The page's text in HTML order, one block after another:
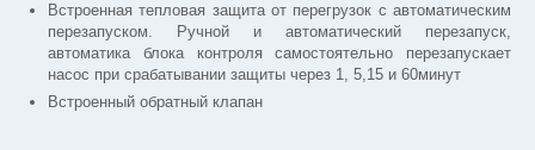
Встроенная тепловая защита от перегрузок с автоматическим
перезапуском. Ручной и автоматический перезапуск,
автоматика блока контроля самостоятельно перезапускает
насос при срабатывании защиты через 1, 5,15 и 60минут
Встроенный обратный клапан